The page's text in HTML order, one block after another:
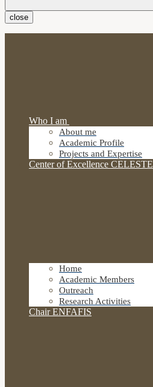
close
Who I am
About me
Academic Profile
Projects and Expertise
Center of Excellence CELESTE
Home
Academic Members
Outreach
Research Activities
Chair ENFAFIS